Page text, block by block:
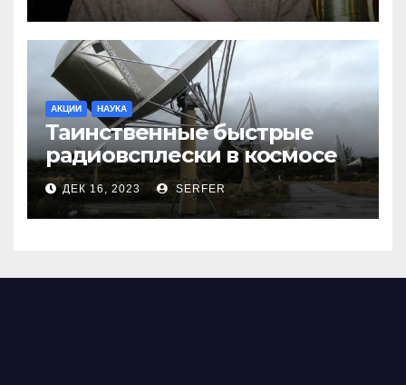
АКЦИИ НАУКА
Таинственные быстрые
радиовсплески в космосе
сделались все более
странными
ДЕК 16, 2023 SERFER